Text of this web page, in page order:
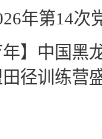
年第14次
年】中国黑
径训练营